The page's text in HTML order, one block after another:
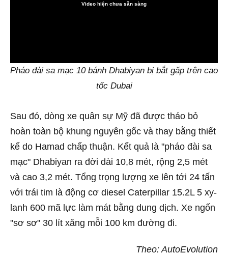
Video hiện chưa sẵn sàng
Pháo đài sa mạc 10 bánh Dhabiyan bị bắt gặp trên cao
tốc Dubai
Sau đó, dòng xe quân sự Mỹ đã được tháo bỏ
hoàn toàn bộ khung nguyên gốc và thay bằng thiết
kế do Hamad chấp thuận. Kết quả là "pháo đài sa
mạc" Dhabiyan ra đời dài 10,8 mét, rộng 2,5 mét
và cao 3,2 mét. Tổng trọng lượng xe lên tới 24 tấn
với trái tim là động cơ diesel Caterpillar 15.2L 5 xy-
lanh 600 mã lực làm mát bằng dung dịch. Xe ngốn
"sơ sơ" 30 lít xăng mỗi 100 km đường đi.
Theo: AutoEvolution